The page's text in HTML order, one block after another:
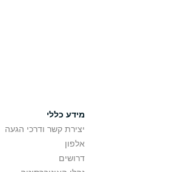
מידע כללי
יצירת קשר ודרכי הגעה
אלפון
דרושים